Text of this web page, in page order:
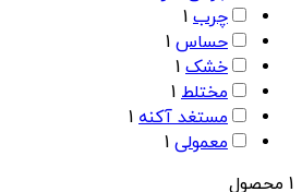
چرب 1
حساس 1
خشک 1
مختلط 1
مستغد آکنه 1
معمولی 1
1 محصول